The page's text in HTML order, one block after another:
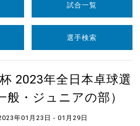
試合一覧
選手検索
2023年全日本卓球選
般・ジュニアの部）
年01月23日 - 01月29日